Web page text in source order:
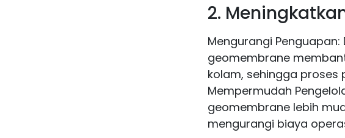
2.
Mengurangi
geomembrane
kolam, sehingga proses
Mempermudah
geomembrane lebih
mengurangi biaya